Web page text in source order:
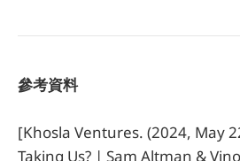
參考資料
[Khosla Ventures. (2024, May
Taking Us? | Sam Altman &